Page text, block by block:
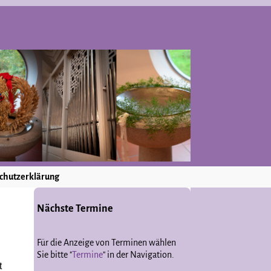
Nächste Termine
Für die Anzeige von Terminen wählen
Sie bitte "Termine" in der Navigation.